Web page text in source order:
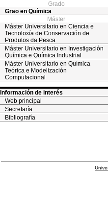
Grado
Grao en Química
Máster
Máster Universitario en Ciencia e
Tecnoloxía de Conservación de
Produtos da Pesca
Máster Universitario en Investigación
Química e Química Industrial
Máster Universitario en Química
Teórica e Modelización
Computacional
Información de interés
Web principal
Secretaría
Bibliografía